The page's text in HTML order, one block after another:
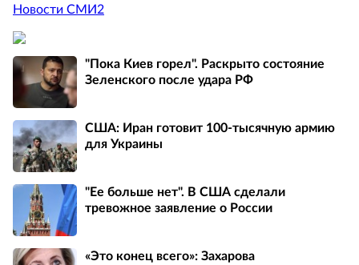
Новости СМИ2
"Пока Киев горел". Раскрыто состояние
Зеленского после удара РФ
США: Иран готовит 100-тысячную армию
для Украины
"Ее больше нет". В США сделали
тревожное заявление о России
«Это конец всего»: Захарова